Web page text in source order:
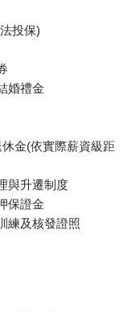
投保)
婚禮金
金(依實際薪資級距
升遷制度
保證金
及核發證照